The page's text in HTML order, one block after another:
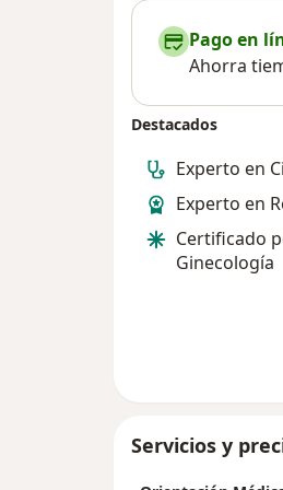
Pago en
Ahorra
Destacados
Experto en
Experto en
Certificado
Ginecología
Servicios y